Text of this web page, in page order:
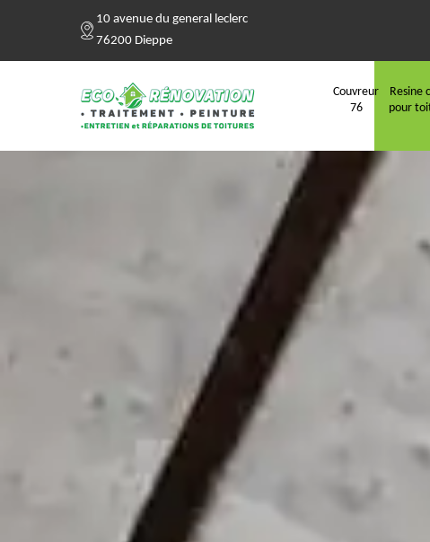
10 avenue du general leclerc
76200 Dieppe
Couvreur
76
Resine
pour